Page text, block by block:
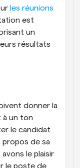
les réunions
est
un
résultats
donner la
à un ton
le candidat
de sa
le plaisir
le poste de